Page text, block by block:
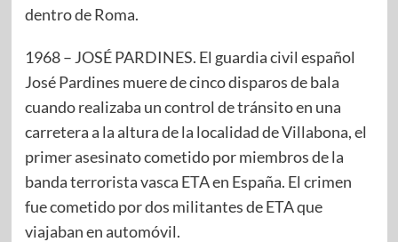
dentro de Roma.
1968 – JOSÉ PARDINES. El guardia civil español
José Pardines muere de cinco disparos de bala
cuando realizaba un control de tránsito en una
carretera a la altura de la localidad de Villabona, el
primer asesinato cometido por miembros de la
banda terrorista vasca ETA en España. El crimen
fue cometido por dos militantes de ETA que
viajaban en automóvil.